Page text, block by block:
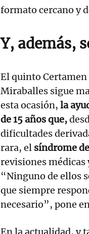
formato cercano y
Y, además,
El quinto Certamen
Miraballes sigue
esta ocasión, la
de 15 años que,
dificultades
rara, el síndrome
revisiones
“Ninguno de ellos
que siempre
necesario”, pone
En la actualidad, y